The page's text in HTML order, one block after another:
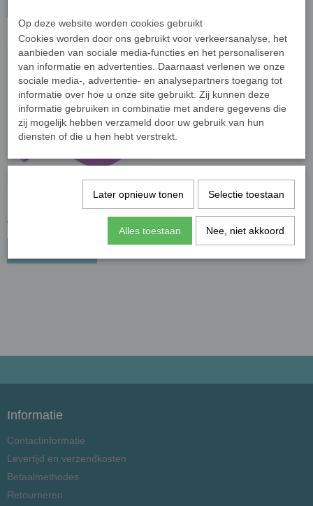
IJsblokje vorm voetbal
€ 3,95
Informatie
Contactinformatie
Levertijd en verzendkosten
Betaalmethodes
Retourneren
Op deze website worden cookies gebruikt
Cookies worden door ons gebruikt voor verkeersanalyse, het
aanbieden van sociale media-functies en het personaliseren
van informatie en advertenties. Daarnaast verlenen we onze
sociale media-, advertentie- en analysepartners toegang tot
informatie over hoe u onze site gebruikt. Zij kunnen deze
informatie gebruiken in combinatie met andere gegevens die
zij mogelijk hebben verzameld door uw gebruik van hun
diensten of die u hen hebt verstrekt.
Later opnieuw tonen Selectie toestaan
Alles toestaan Nee, niet akkoord